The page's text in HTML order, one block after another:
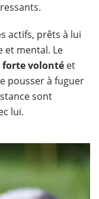
actifs, prêts à lui
et mental. Le
forte volonté et
pousser à fuguer
sont
lui.